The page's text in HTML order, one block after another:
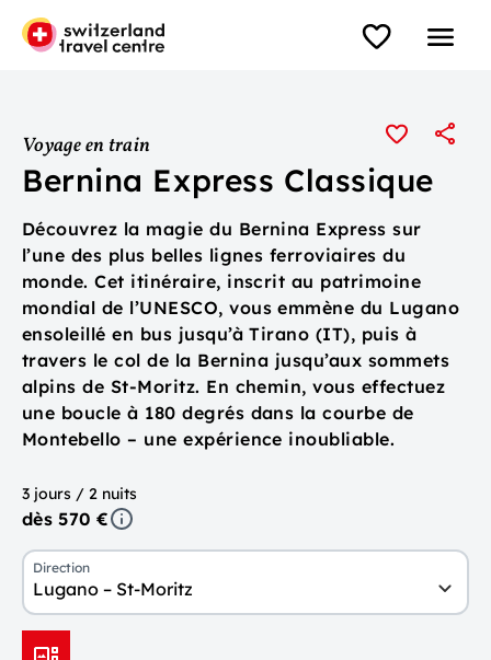
Voyage en train
Bernina Express Classique
Découvrez la magie du Bernina Express sur
l’une des plus belles lignes ferroviaires du
monde. Cet itinéraire, inscrit au patrimoine
mondial de l’UNESCO, vous emmène du Lugano
ensoleillé en bus jusqu’à Tirano (IT), puis à
travers le col de la Bernina jusqu’aux sommets
alpins de St-Moritz. En chemin, vous effectuez
une boucle à 180 degrés dans la courbe de
Montebello – une expérience inoubliable.
3 jours / 2 nuits
dès 570 €
Direction
Lugano – St-Moritz